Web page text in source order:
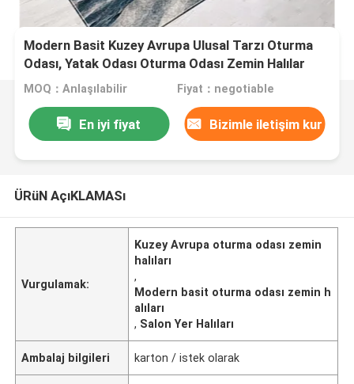
Modern Basit Kuzey Avrupa Ulusal Tarzı Oturma
Odası, Yatak Odası Oturma Odası Zemin Halılar
MOQ：Anlaşılabilir Fiyat：negotiable
En iyi fiyat Bizimle iletişim kur
ÜRüN AçıKLAMASı
Vurgulamak:
Kuzey Avrupa oturma odası zemin
halıları
,
Modern basit oturma odası zemin h
alıları
, Salon Yer Halıları
Ambalaj bilgileri karton / istek olarak